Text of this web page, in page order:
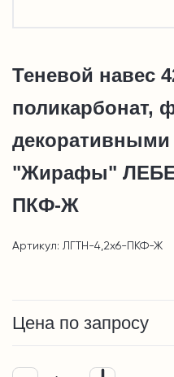
Теневой навес
поликарбонат,
декоративными
"Жирафы"
ПКФ-Ж
Артикул: ЛГТН-4,2х6-ПКФ-Ж
Цена по запросу